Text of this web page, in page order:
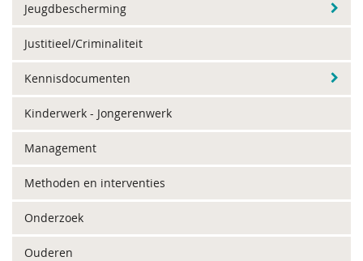
Jeugdbescherming
Justitieel/Criminaliteit
Kennisdocumenten
Kinderwerk - Jongerenwerk
Management
Methoden en interventies
Onderzoek
Ouderen